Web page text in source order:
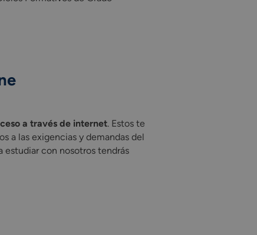
a través de internet. Estos te
a las exigencias y demandas del
estudiar con nosotros tendrás